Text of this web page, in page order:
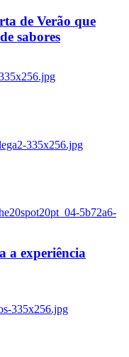
de Verão que
sabores
335x256.jpg
5b72a6-
a experiência
335x256.jpg